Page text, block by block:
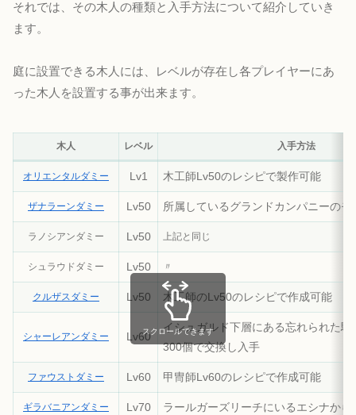
それでは、その木人の種類と入手方法について紹介していき
ます。
庭に設置できる木人には、レベルが存在し各プレイヤーにあ
った木人を設置する事が出来ます。
木人 レベル 入手方法
オリエンタルダミー Lv1 木工師Lv50のレシピで製作可能
ザナラーンダミー Lv50 所属しているグランドカンパニーの
ラノシアンダミー Lv50 上記と同じ
シュラウドダミー Lv50 〃
クルザスダミー Lv50 木工師のLv50のレシピで作成可能
シャーレアンダミー Lv60
イシュガルド下層にある忘れられた
300個で交換し入手
ファウストダミー Lv60 甲冑師Lv60のレシピで作成可能
ギラバニアンダミー Lv70 ラールガーズリーチにいるエシナか
スクロールできます